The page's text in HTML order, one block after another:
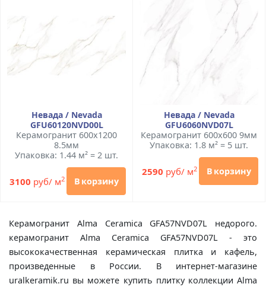
Невада / Nevada
GFU60120NVD00L
Керамогранит 600x1200
8.5мм
Упаковка: 1.44 м² = 2 шт.
3100 руб/ м2 В корзину
Невада / Nevada
GFU6060NVD07L
Керамогранит 600x600 9мм
Упаковка: 1.8 м² = 5 шт.
2590 руб/ м2 В корзину
Керамогранит Alma Ceramica GFA57NVD07L недорого.
керамогранит Alma Ceramica GFA57NVD07L - это
высококачественная керамическая плитка и кафель,
произведенные в России. В интернет-магазине
uralkeramik.ru вы можете купить плитку коллекции Alma